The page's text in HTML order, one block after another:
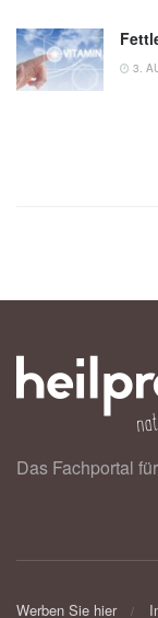
3.
Das Fachportal
Werben Sie hier